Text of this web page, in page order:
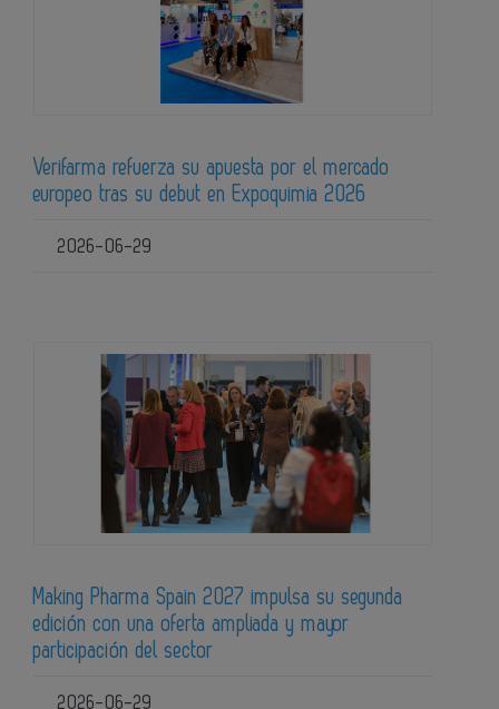
Verifarma refuerza su apuesta por el mercado
europeo tras su debut en Expoquimia 2026
2026-06-29
Making Pharma Spain 2027 impulsa su segunda
edición con una oferta ampliada y mayor
participación del sector
2026-06-29